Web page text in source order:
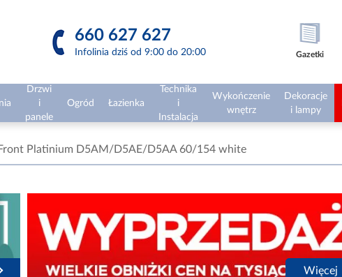
660 627 627
Infolinia dziś od 9:00 do 20:00 Gazetki
Drzwi
i
panele
Ogród Łazienka
Technika
i
Instalacja
Wykończenie
wnętrz
Dekoracje
i lampy
Front Platinium D5AM/D5AE/D5AA 60/154 white
Więcej